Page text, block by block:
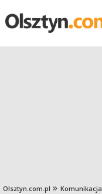
Olsztyn.com.pl Komunikacja